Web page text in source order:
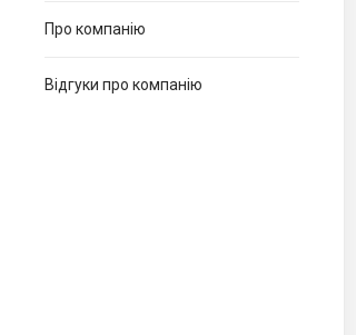
Про компанію
Відгуки про компанію